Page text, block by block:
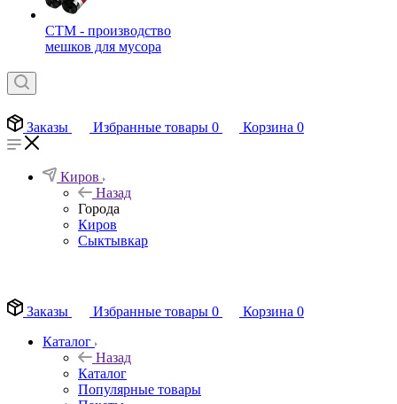
СТМ - производство
мешков для мусора
Заказы Избранные товары 0 Корзина 0
Киров
Назад
Города
Киров
Сыктывкар
Заказы
Избранные товары 0 Корзина 0
Каталог
Назад
Каталог
Популярные товары